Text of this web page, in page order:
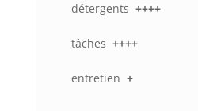
détergents ++++
tâches ++++
entretien +